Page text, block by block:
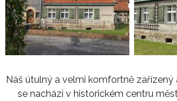
Náš útulný a velmi komfortně
se nachází v historickém centru